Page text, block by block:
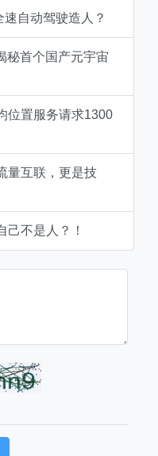
自动驾驶造人？
秘首个国产元宇宙
位置服务请求1300
量互联，更是技
己不是人？！